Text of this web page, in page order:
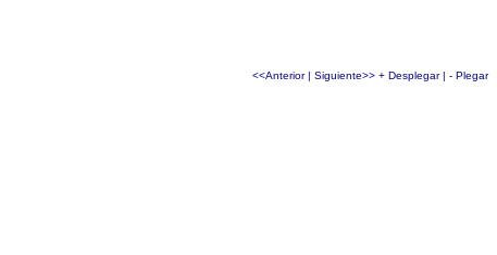
<<Anterior| Siguiente>> + Desplegar| - Plegar